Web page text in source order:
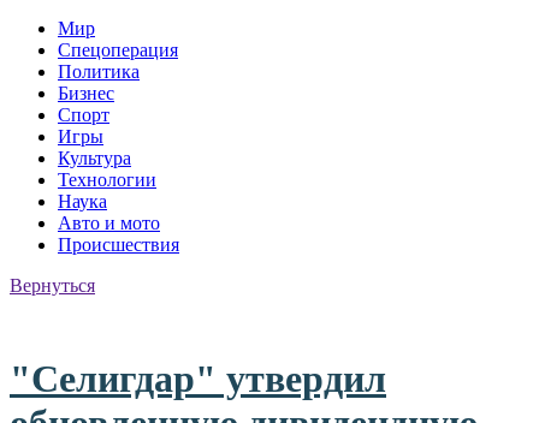
Мир
Спецоперация
Политика
Бизнес
Спорт
Игры
Культура
Технологии
Наука
Авто и мото
Происшествия
Вернуться
"Селигдар" утвердил